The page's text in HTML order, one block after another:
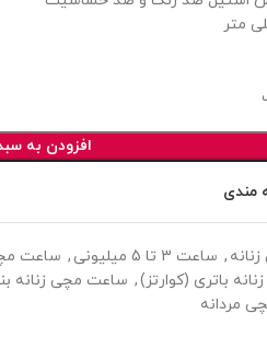
افزودن به
مندی
, ساعت 3 تا 5 میلیونی , ساعت
باتری (کوارتز), ساعت مچی زنانه
مردانه